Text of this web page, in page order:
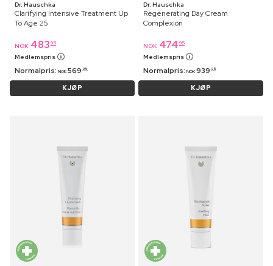
Dr. Hauschka
Clarifying Intensive Treatment Up
To Age 25
NOK 483 95
Medlemspris
Normalpris: NOK 569 95
KJØP
Dr. Hauschka
Regenerating Day Cream
Complexion
NOK 474 95
Medlemspris
Normalpris: NOK 939 95
KJØP